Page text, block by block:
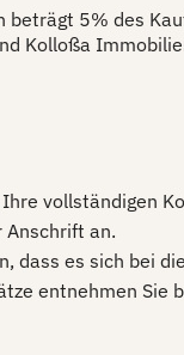
5% des
Kolloßa
vollständigen
Anschrift an.
dass es sich bei
entnehmen Sie